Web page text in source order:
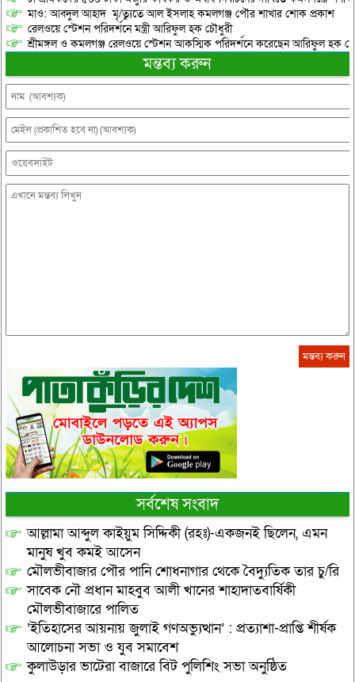
মাও: আবদুল আহাদ মৃ/ত্যুতে আল ইসলাহ কমলগঞ্জ পৌর শাখার শোক প্রকাশ
রেলওয়ে স্টেশন পরিদর্শনে মন্ত্রী আরিফুল হক চৌধুরী
শ্রীমঙ্গল ও কমলগঞ্জ রেলওয়ে স্টেশন আকস্মিক পরিদর্শনে করেছেন আরিফুল হক
মন্তব্য করুন
সর্বশেষ সংবাদ
আল্লামা আব্দুল কাইয়ুম সিদ্দিকী (রহঃ)-একজনই ছিলেন, এমন
মানুষ খুব কমই আসেন
মৌলভীবাজার পৌর পানি শোধনাগার থেকে বৈদ্যুতিক তার চু/রি
সাবেক নৌ প্রধান মাহবুব আলী খানের শাহাদাতবার্ষিকী
মৌলভীবাজারে পালিত
‘ইতিহাসের আয়নায় জুলাই গণঅভ্যুত্থান’ : প্রত্যাশা-প্রাপ্তি শীর্ষক
আলোচনা সভা ও যুব সমাবেশ
কুলাউড়ার ভাটেরা বাজারে বিট পুলিশিং সভা অনুষ্ঠিত